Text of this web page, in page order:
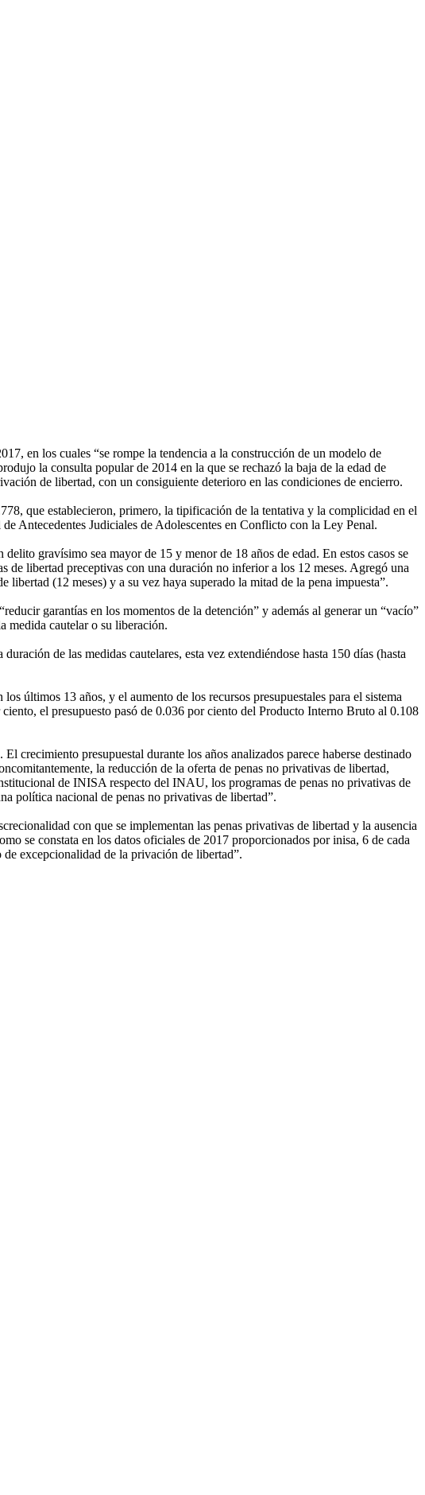
en los cuales “se rompe la tendencia a la construcción de un modelo de
la consulta popular de 2014 en la que se rechazó la baja de la edad de
de libertad, con un consiguiente deterioro en las condiciones de encierro.
que establecieron, primero, la tipificación de la tentativa y la complicidad en el
Antecedentes Judiciales de Adolescentes en Conflicto con la Ley Penal.
gravísimo sea mayor de 15 y menor de 18 años de edad. En estos casos se
libertad preceptivas con una duración no inferior a los 12 meses. Agregó una
(12 meses) y a su vez haya superado la mitad de la pena impuesta”.
garantías en los momentos de la detención” y además al generar un “vacío”
medida cautelar o su liberación.
de las medidas cautelares, esta vez extendiéndose hasta 150 días (hasta
últimos 13 años, y el aumento de los recursos presupuestales para el sistema
el presupuesto pasó de 0.036 por ciento del Producto Interno Bruto al 0.108
crecimiento presupuestal durante los años analizados parece haberse destinado
la reducción de la oferta de penas no privativas de libertad,
de INISA respecto del INAU, los programas de penas no privativas de
política nacional de penas no privativas de libertad”.
con que se implementan las penas privativas de libertad y la ausencia
se constata en los datos oficiales de 2017 proporcionados por inisa, 6 de cada
excepcionalidad de la privación de libertad”.